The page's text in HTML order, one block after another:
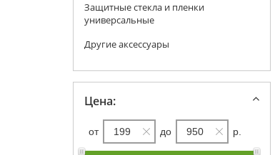
Защитные стекла и пленки
универсальные
Другие аксессуары
Цена:
от до р.